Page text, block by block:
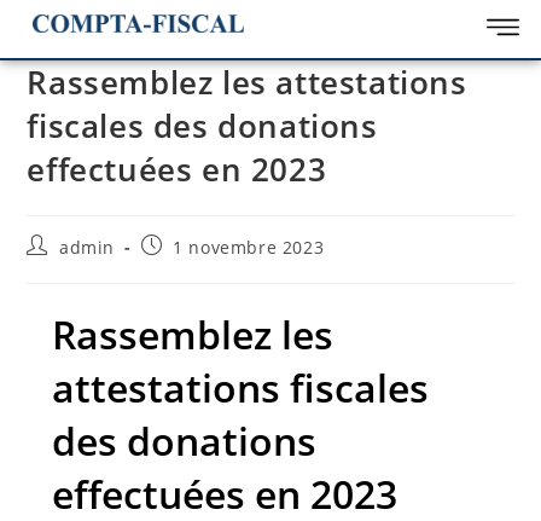
Rassemblez les attestations
fiscales des donations
effectuées en 2023
admin 1 novembre 2023
Rassemblez les
attestations fiscales
des donations
effectuées en 2023